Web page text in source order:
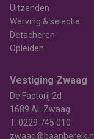
Uitzenden
Werving & selectie
Detacheren
Opleiden
Vestiging Zwaag
De Factorij 2d
1689 AL Zwaag
T. 0229 745 010
zwaag@baanbereik.nl